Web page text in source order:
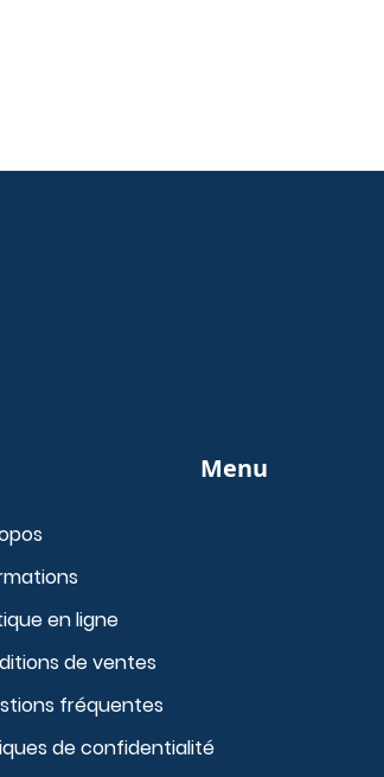
Menu
en ligne
de ventes
fréquentes
de confidentialité